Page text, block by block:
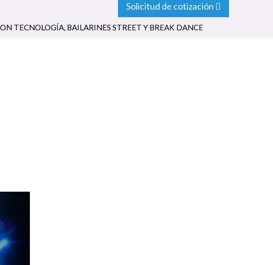
Solicitud de cotización
TECNOLOGÍA BAILARINES STREET Y BREAK DANCE